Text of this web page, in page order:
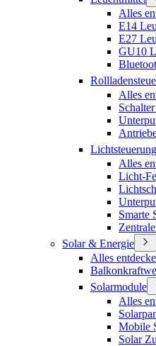
Alles
E14
E27
GU10
Alles
Lichtsteuerung
Alles
Licht-
Smarte
Solar & Energie
Alles
Solarmodule
Alles
Mobile
Solar